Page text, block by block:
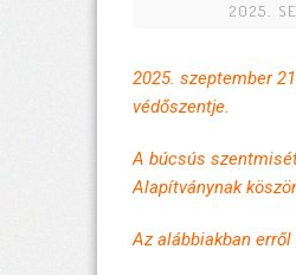
2025.
2025. szeptember
védőszentje.
A búcsús
Alapítványnak
Az alábbiakban